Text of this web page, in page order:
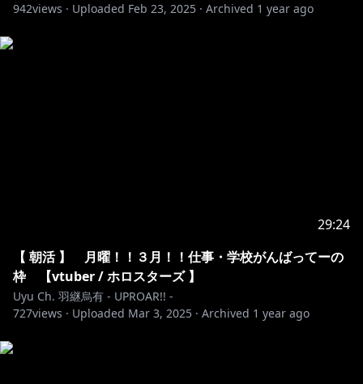
942views · Uploaded Feb 23, 2025 · Archived 1 year ago
29:24
【 朝活 】 月曜！！３月！！仕事・学校がんばってーの
枠 【vtuber / ホロスターズ 】
Uyu Ch. 羽継烏有 - UPROAR!! -
727views · Uploaded Mar 3, 2025 · Archived 1 year ago